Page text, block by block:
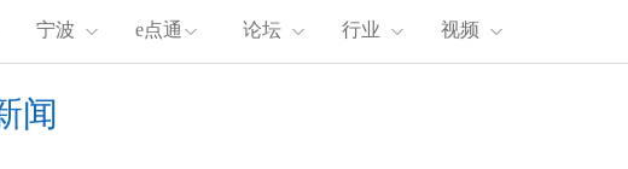
宁波 e点通 论坛 行业 视频
闻